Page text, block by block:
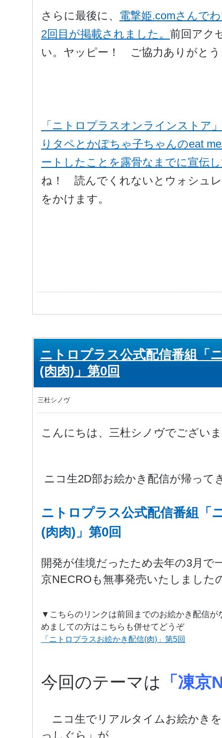
さらに最後に、 電撃姫.comさんで
2回目が掲載されました。 前回アク
い。ヤッピー！ ご協力ありがと
「ニトロプラスオンラインストア
りタペとかぽちゃ子ちゃんのeat
ートしたことを露骨なまでに宣伝
ね！ 読んでくれないとウォシュ
をかけます。
ニトロプラス公式配信番組「
(肉肉)」第0回
三杜シノヴ
こんにちは、三杜シノヴでござい
ニコ生2D部お絵かき配信が帰って
ニトロプラス公式配信番組「
(肉肉)」第0回
開発が佳境だったため去年の3月で
京NECROも無事発売いたしました
▼こちらのリンクは前回までのお絵かき配信が
めましての方はこちらも併せてどうぞ
「ニトロプラスお絵かき配信(肉)」第5回
今回のテーマは 「凍京
ニコ生でリアルタイムお絵かき
っしぐら」が